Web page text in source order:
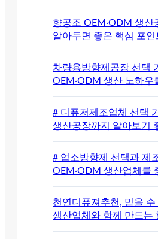
향공조 OEM·ODM 생산
알아두면 좋은 핵심 포인
차량용방향제공장 선택
OEM·ODM 생산 노하우
# 디퓨저제조업체 선택
생산공장까지 알아보기
# 업소방향제 선택과 제
OEM·ODM 생산업체를
천연디퓨져추천, 믿을 수
생산업체와 함께 만드는